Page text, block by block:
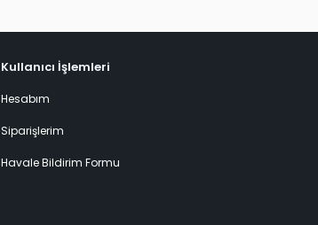
Kullanıcı İşlemleri
Hesabım
Siparişlerim
Havale Bildirim Formu